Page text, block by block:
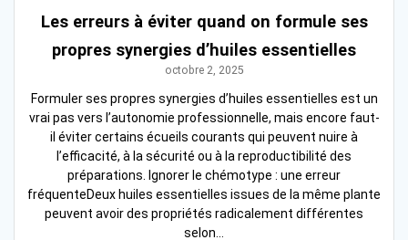
Les erreurs à éviter quand on formule ses
propres synergies d’huiles essentielles
octobre 2, 2025
Formuler ses propres synergies d’huiles essentielles est un
vrai pas vers l’autonomie professionnelle, mais encore faut-
il éviter certains écueils courants qui peuvent nuire à
l’efficacité, à la sécurité ou à la reproductibilité des
préparations. Ignorer le chémotype : une erreur
fréquenteDeux huiles essentielles issues de la même plante
peuvent avoir des propriétés radicalement différentes
selon…